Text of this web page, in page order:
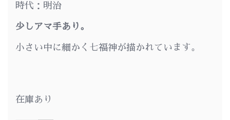
時代：明治
少しアマ手あり。
小さい中に細かく七福神が描かれています。
在庫あり